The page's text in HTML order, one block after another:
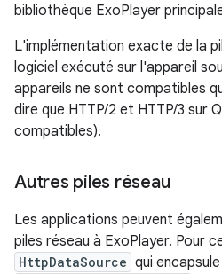
bibliothèque ExoPlayer
L'implémentation exacte de la
logiciel exécuté sur l'appareil
appareils ne sont compatibles
dire que HTTP/2 et HTTP/3 sur
compatibles).
Autres piles réseau
Les applications peuvent
piles réseau à ExoPlayer. Pour
HttpDataSource qui